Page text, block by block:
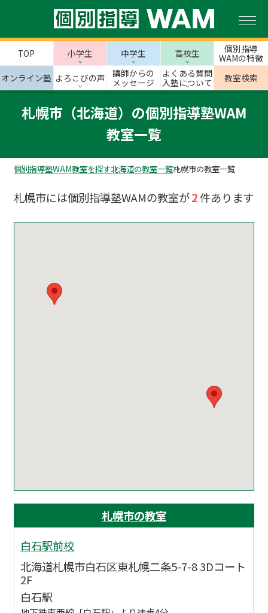
TOP 小学生 中学生 高校生
個別指導
WAMの特徴
オンライン塾 よろこびの声
講師からの
メッセージ
よくある質問
入塾について
教室検索
札幌市（北海道）の個別指導塾WAM
教室一覧
個別指導塾WAM教室を探す北海道の教室一覧札幌市の教室一覧
札幌市には個別指導塾WAMの教室が2件あります
札幌市の教室
白石駅前校
北海道札幌市白石区東札幌二条5-7-8 3Dコート
2F
白石駅